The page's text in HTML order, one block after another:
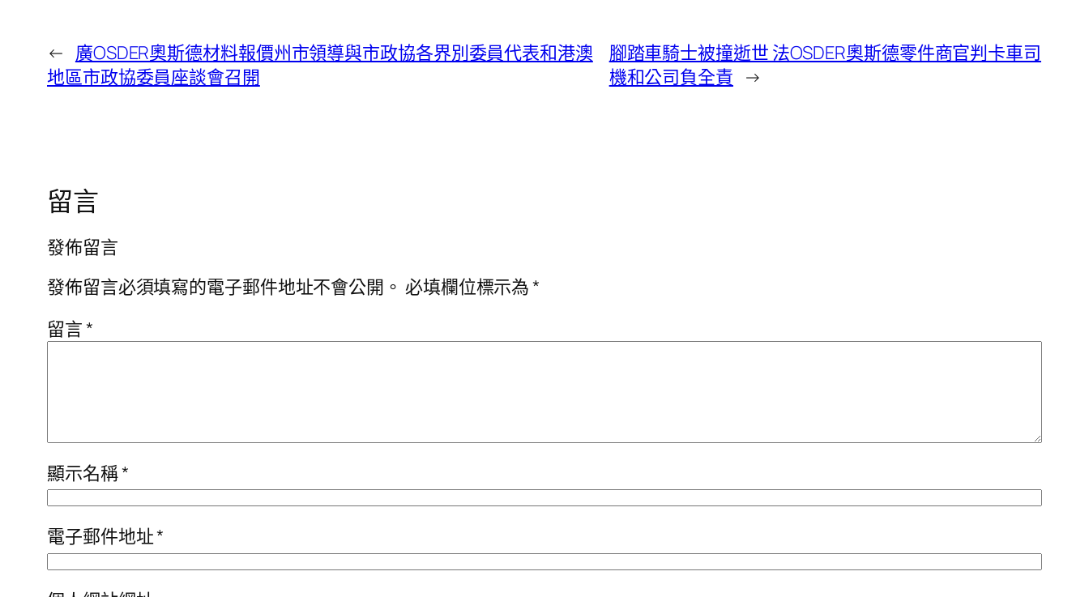
← 廣OSDER奧斯德材料報價州市領導與市政協各界別委員代表和港澳
地區市政協委員座談會召開
腳踏車騎士被撞逝世 法OSDER奧斯德零件商官判卡車司
機和公司負全責 →
留言
發佈留言
發佈留言必須填寫的電子郵件地址不會公開。 必填欄位標示為*
留言*
顯示名稱*
電子郵件地址*